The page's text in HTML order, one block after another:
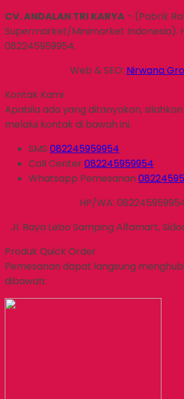
CV. ANDALAN TRI KARYA - (Pabrik
Supermarket/Minimarket Indonesia).
082245959954.
Web & SEO: Nirwana
Kontak Kami
Apabila ada yang ditanyakan,
melalui kontak di bawah ini.
SMS 082245959954
Call Center082245959954
Whatsapp Pemesanan
HP/WA:
Jl. Raya Lebo Samping Alfamart,
Produk Quick Order
Pemesanan dapat langsung
dibawah: